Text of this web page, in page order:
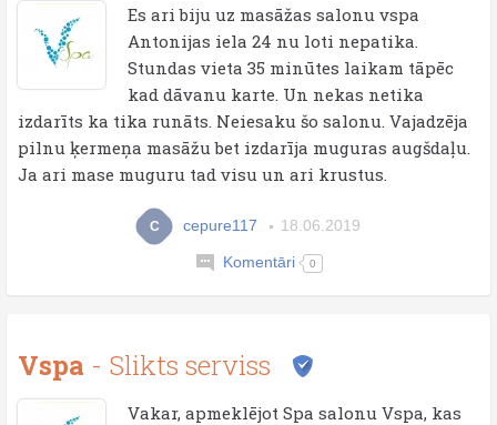
Es ari biju uz masāžas salonu vspa
Antonijas iela 24 nu loti nepatika.
Stundas vieta 35 minūtes laikam tāpēc
kad dāvanu karte. Un nekas netika
izdarīts ka tika runāts. Neiesaku šo salonu. Vajadzēja
pilnu ķermeņa masāžu bet izdarīja muguras augšdaļu.
Ja ari mase muguru tad visu un ari krustus.
C cepure117 18.06.2019
Komentāri 0
Vspa - Slikts serviss
Vakar, apmeklējot Spa salonu Vspa, kas